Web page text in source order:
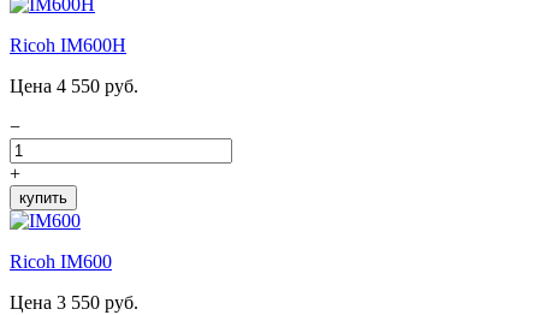
Ricoh IM600H
Цена 4 550 руб.
−
+
купить
Ricoh IM600
Цена 3 550 руб.